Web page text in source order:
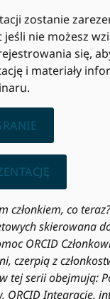
zostanie
nie możesz
się,
i materiały
członkiem, co
skierowana
ORCID
czerpią z
tej serii obejmują:
ORCID Integracje,